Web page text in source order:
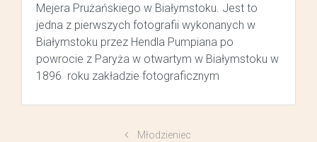
Mejera Prużańskiego w Białymstoku. Jest to
jedna z pierwszych fotografii wykonanych w
Białymstoku przez Hendla Pumpiana po
powrocie z Paryża w otwartym w Białymstoku w
1896 roku zakładzie fotograficznym
Młodzieniec